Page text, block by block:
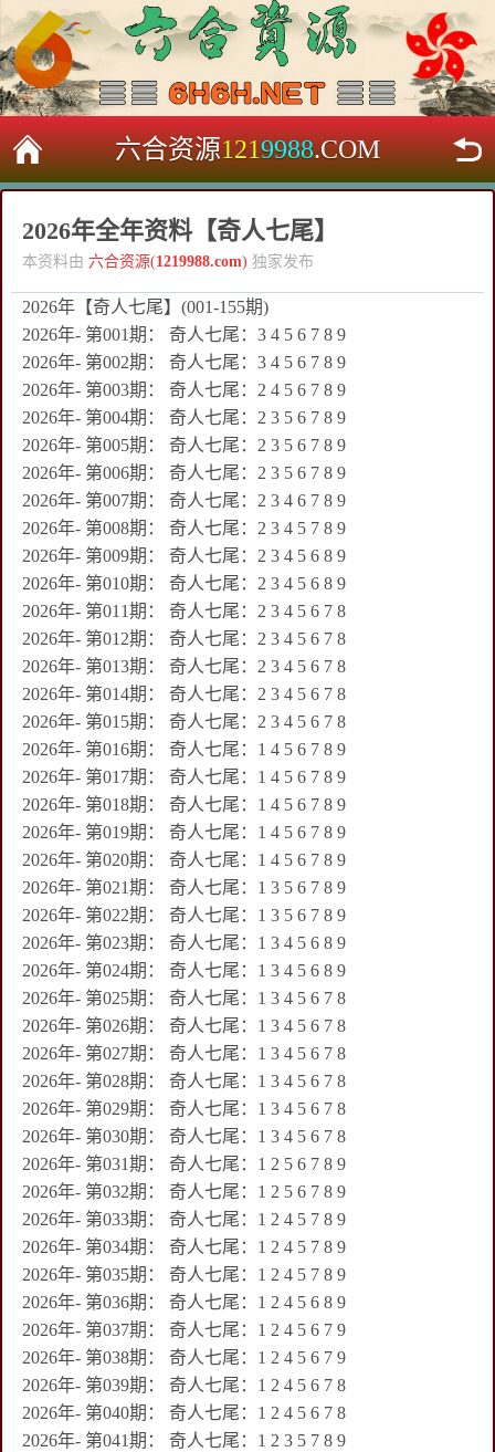
六合资源1219988.COM
2026年全年资料【奇人七尾】
本资料由 六合资源(1219988.com) 独家发布
2026年【奇人七尾】(001-155期)
2026年- 第001期： 奇人七尾：3 4 5 6 7 8 9
2026年- 第002期： 奇人七尾：3 4 5 6 7 8 9
2026年- 第003期： 奇人七尾：2 4 5 6 7 8 9
2026年- 第004期： 奇人七尾：2 3 5 6 7 8 9
2026年- 第005期： 奇人七尾：2 3 5 6 7 8 9
2026年- 第006期： 奇人七尾：2 3 5 6 7 8 9
2026年- 第007期： 奇人七尾：2 3 4 6 7 8 9
2026年- 第008期： 奇人七尾：2 3 4 5 7 8 9
2026年- 第009期： 奇人七尾：2 3 4 5 6 8 9
2026年- 第010期： 奇人七尾：2 3 4 5 6 8 9
2026年- 第011期： 奇人七尾：2 3 4 5 6 7 8
2026年- 第012期： 奇人七尾：2 3 4 5 6 7 8
2026年- 第013期： 奇人七尾：2 3 4 5 6 7 8
2026年- 第014期： 奇人七尾：2 3 4 5 6 7 8
2026年- 第015期： 奇人七尾：2 3 4 5 6 7 8
2026年- 第016期： 奇人七尾：1 4 5 6 7 8 9
2026年- 第017期： 奇人七尾：1 4 5 6 7 8 9
2026年- 第018期： 奇人七尾：1 4 5 6 7 8 9
2026年- 第019期： 奇人七尾：1 4 5 6 7 8 9
2026年- 第020期： 奇人七尾：1 4 5 6 7 8 9
2026年- 第021期： 奇人七尾：1 3 5 6 7 8 9
2026年- 第022期： 奇人七尾：1 3 5 6 7 8 9
2026年- 第023期： 奇人七尾：1 3 4 5 6 8 9
2026年- 第024期： 奇人七尾：1 3 4 5 6 8 9
2026年- 第025期： 奇人七尾：1 3 4 5 6 7 8
2026年- 第026期： 奇人七尾：1 3 4 5 6 7 8
2026年- 第027期： 奇人七尾：1 3 4 5 6 7 8
2026年- 第028期： 奇人七尾：1 3 4 5 6 7 8
2026年- 第029期： 奇人七尾：1 3 4 5 6 7 8
2026年- 第030期： 奇人七尾：1 3 4 5 6 7 8
2026年- 第031期： 奇人七尾：1 2 5 6 7 8 9
2026年- 第032期： 奇人七尾：1 2 5 6 7 8 9
2026年- 第033期： 奇人七尾：1 2 4 5 7 8 9
2026年- 第034期： 奇人七尾：1 2 4 5 7 8 9
2026年- 第035期： 奇人七尾：1 2 4 5 7 8 9
2026年- 第036期： 奇人七尾：1 2 4 5 6 8 9
2026年- 第037期： 奇人七尾：1 2 4 5 6 7 9
2026年- 第038期： 奇人七尾：1 2 4 5 6 7 9
2026年- 第039期： 奇人七尾：1 2 4 5 6 7 8
2026年- 第040期： 奇人七尾：1 2 4 5 6 7 8
2026年- 第041期： 奇人七尾：1 2 3 5 7 8 9